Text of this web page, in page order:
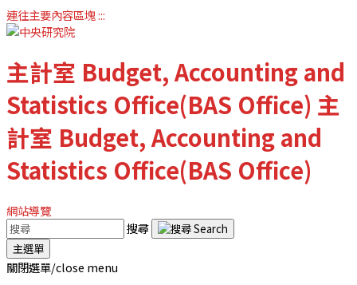
連往主要內容區塊:::
主計室 Budget, Accounting and
Statistics Office(BAS Office) 主
計室 Budget, Accounting and
Statistics Office(BAS Office)
網站導覽
搜尋
主選單
關閉選單/close menu